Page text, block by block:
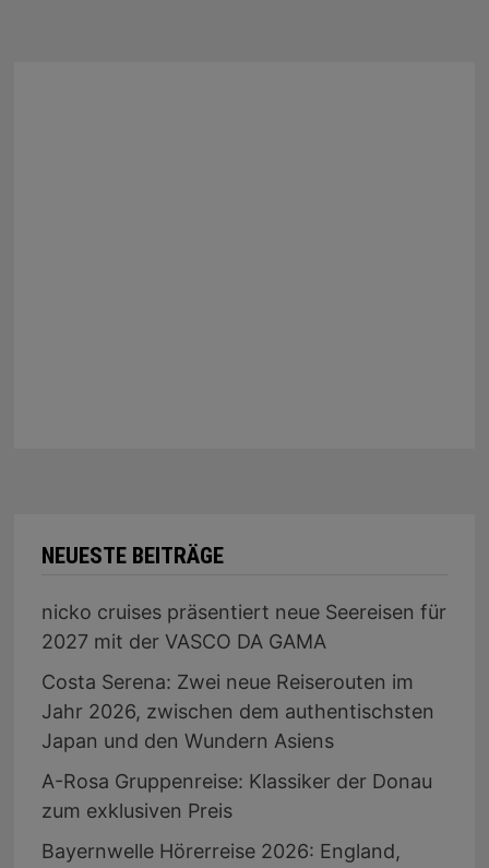
NEUESTE BEITRÄGE
nicko cruises präsentiert neue Seereisen für
2027 mit der VASCO DA GAMA
Costa Serena: Zwei neue Reiserouten im
Jahr 2026, zwischen dem authentischsten
Japan und den Wundern Asiens
A-Rosa Gruppenreise: Klassiker der Donau
zum exklusiven Preis
Bayernwelle Hörerreise 2026: England,